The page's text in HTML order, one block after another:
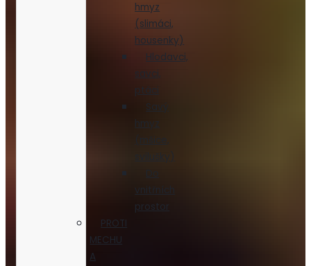
hmyz
(slimáci,
housenky)
Hlodavci,
savci,
ptáci
Savý
hmyz
(mšice,
Do
vnitřních
prostor
PROTI
MECHU
A